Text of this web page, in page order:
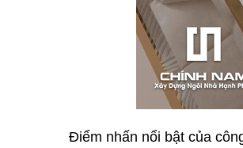
Điểm nhấn nổi bật của